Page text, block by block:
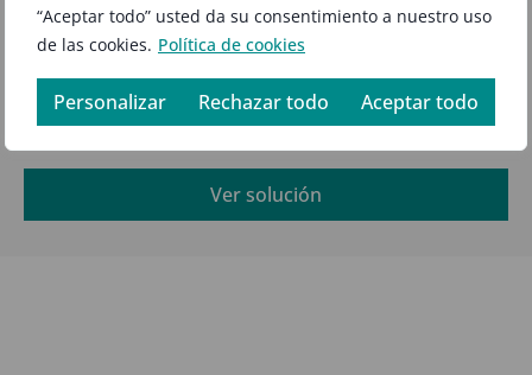
“Aceptar todo” usted da su consentimiento a nuestro uso
de las cookies. Política de cookies
Personalizar Rechazar todo Aceptar todo
Ver solución